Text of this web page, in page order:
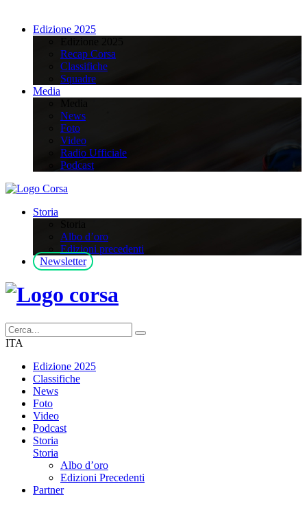
Edizione 2025
Recap Corsa
Classifiche
Squadre
Media
News
Foto
Video
Radio Ufficiale
Podcast
Storia
Albo d’oro
Edizioni precedenti
Newsletter
ITA
Edizione 2025
Classifiche
News
Foto
Video
Podcast
Storia
Storia
Albo d’oro
Edizioni Precedenti
Partner